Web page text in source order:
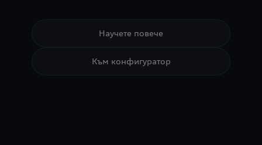
Научете повече
Към конфигуратор